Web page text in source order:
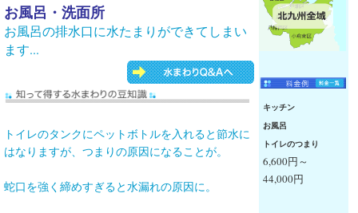
お風呂・洗面所
お風呂の排水口に水たまりができてしまい
ます...
トイレのタンクにペットボトルを入れると節水に
はなりますが、つまりの原因になることが。
蛇口を強く締めすぎると水漏れの原因に。
キッチン
お風呂
トイレのつまり
6,600円～
44,000円